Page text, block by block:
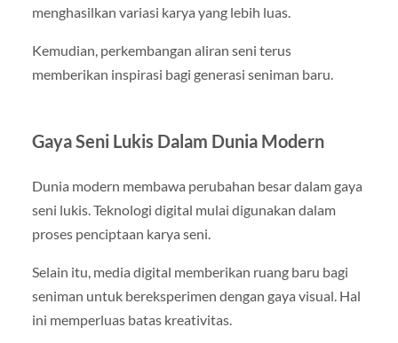
menghasilkan variasi karya yang lebih luas.
Kemudian, perkembangan aliran seni terus
memberikan inspirasi bagi generasi seniman baru.
Gaya Seni Lukis Dalam Dunia Modern
Dunia modern membawa perubahan besar dalam gaya
seni lukis. Teknologi digital mulai digunakan dalam
proses penciptaan karya seni.
Selain itu, media digital memberikan ruang baru bagi
seniman untuk bereksperimen dengan gaya visual. Hal
ini memperluas batas kreativitas.